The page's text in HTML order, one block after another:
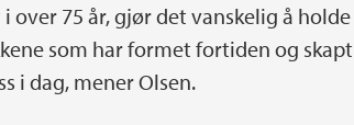
over 75 år, gjør det vanskelig å
som har formet fortiden og
i dag, mener Olsen.